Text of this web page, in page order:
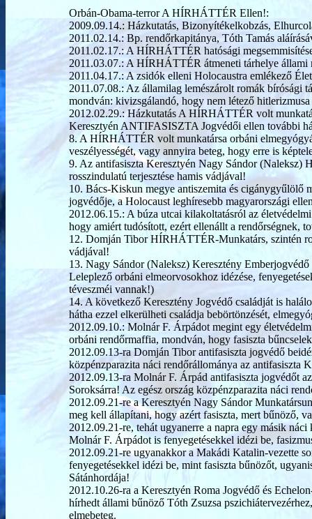
Orbán-Obama-terror A HÍRHÁTTÉR Ellen!:
2009.09.14.: Házkutatás, Bizonyítékelkobzás,
2011.02.14.: Bp. rendőrkapitánya, Tóth Tamás
2011.02.17.: A HÍRHÁTTÉR hatósági
2011.03.07.: A HÍRHÁTTÉR átmeneti tárhelye állami
2011.04.17.: A zsidók elleni Holocaustra emlékező
2011.07.08.: Az államilag lemészárolt romák bírósági
mondván: kivizsgálandó, hogy nem létező
2012.02.29.: Házkutatás A HÍRHÁTTÉR volt
Keresztyén ANTIFASISZTA Jogvédői ellen további
8. A HÍRHÁTTÉR volt munkatársa orbáni
veszélyességét, vagy annyira beteg, hogy erre is
9. Az antifasiszta Keresztyén Nagy Sándor (Naleksz)
rosszindulatú terjesztése hamis vádjával!
10. Bács-Kiskun megye antiszemita és cigánygyűlölő
jogvédője, a Holocaust leghíresebb magyarországi
2012.06.15.: A búza utcai kilakoltatásról az
hogy amiért tudósított, ezért ellenállt a rendőrségnek,
12. Domján Tibor HÍRHÁTTÉR-Munkatárs, szintén
vádjával!
13. Nagy Sándor (Naleksz) Keresztény
Leleplező orbáni elmeorvosokhoz idézése,
téveszméi vannak!)
14. A következő Keresztény Jogvédő családját is
hátha ezzel elkerülheti családja bebörtönzését,
2012.09.10.: Molnár F. Árpádot megint egy
orbáni rendőrmaffia, mondván, hogy fasiszta
2012.09.13-ra Domján Tibor antifasiszta jogvédő
közpénzparazita náci rendőrállománya az antifasiszta
2012.09.13-ra Molnár F. Árpád antifasiszta jogvédőt
Soroksárra! Az egész ország közpénzparazita náci
2012.09.21-re a Keresztyén Nagy Sándor
meg kell állapítani, hogy azért fasiszta, mert bűnöző,
2012.09.21-re, tehát ugyanerre a napra egy másik
Molnár F. Árpádot is fenyegetésekkel idézi be,
2012.09.21-re ugyanakkor a Makádi Katalin-vezette
fenyegetésekkel idézi be, mint fasiszta bűnözőt,
Sátánhordája!
2012.10.26-ra a Keresztyén Roma Jogvédő és
hírhedt állami bűnöző Tóth Zsuzsa
elmebeteg.